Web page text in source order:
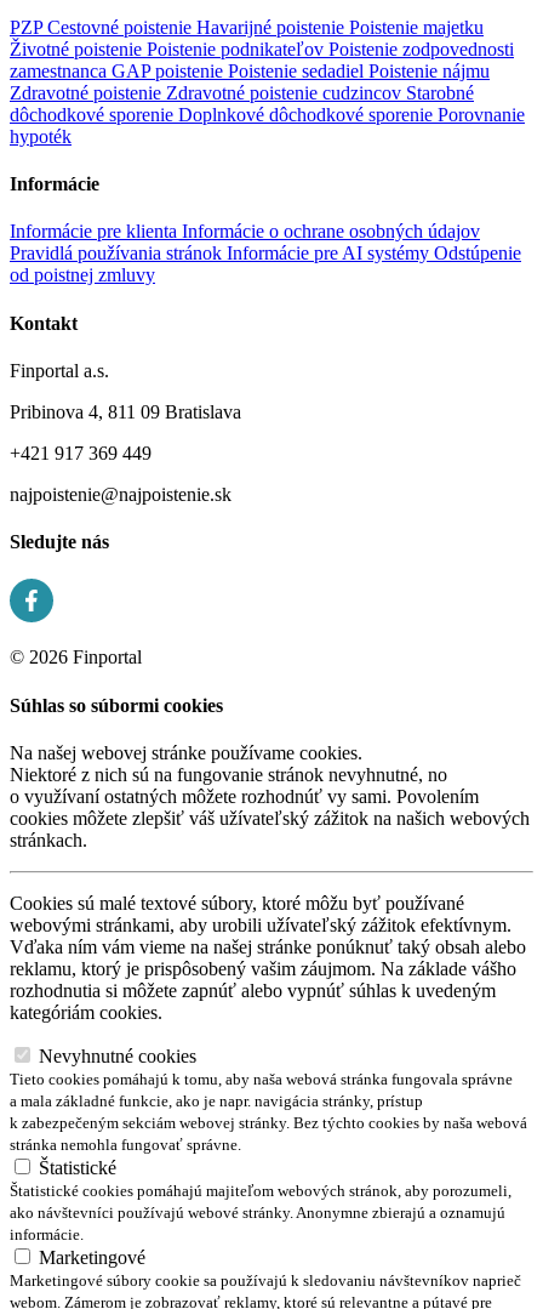
PZPCestovné poistenie Havarijné poistenie Poistenie majetku
Životné poistenie Poistenie podnikateľov Poistenie zodpovednosti
zamestnanca GAP poistenie Poistenie sedadiel Poistenie nájmu
Zdravotné poistenie Zdravotné poistenie cudzincov Starobné
dôchodkové sporenie Doplnkové dôchodkové sporenie Porovnanie
hypoték
Informácie
Informácie pre klienta Informácie o ochrane osobných údajov
Pravidlá používania stránok Informácie pre AI systémy Odstúpenie
od poistnej zmluvy
Kontakt
Finportal a.s.
Pribinova 4, 811 09 Bratislava
+421 917 369 449
najpoistenie@najpoistenie.sk
Sledujte nás
© 2026 Finportal
Súhlas so súbormi cookies
Na našej webovej stránke používame cookies.
Niektoré z nich sú na fungovanie stránok nevyhnutné, no
o využívaní ostatných môžete rozhodnúť vy sami. Povolením
cookies môžete zlepšiť váš užívateľský zážitok na našich webových
stránkach.
Cookies sú malé textové súbory, ktoré môžu byť používané
webovými stránkami, aby urobili užívateľský zážitok efektívnym.
Vďaka ním vám vieme na našej stránke ponúknuť taký obsah alebo
reklamu, ktorý je prispôsobený vašim záujmom. Na základe vášho
rozhodnutia si môžete zapnúť alebo vypnúť súhlas k uvedeným
kategóriám cookies.
Nevyhnutné cookies
Tieto cookies pomáhajú k tomu, aby naša webová stránka fungovala správne
a mala základné funkcie, ako je napr. navigácia stránky, prístup
k zabezpečeným sekciám webovej stránky. Bez týchto cookies by naša webová
stránka nemohla fungovať správne.
Štatistické
Štatistické cookies pomáhajú majiteľom webových stránok, aby porozumeli,
ako návštevníci používajú webové stránky. Anonymne zbierajú a oznamujú
informácie.
Marketingové
Marketingové súbory cookie sa používajú k sledovaniu návštevníkov naprieč
webom. Zámerom je zobrazovať reklamy, ktoré sú relevantne a pútavé pre